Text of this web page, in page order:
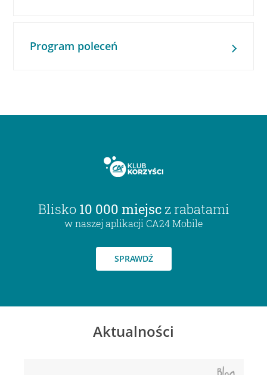
Program poleceń
Blisko 10 000 miejsc z rabatami
w naszej aplikacji CA24 Mobile
SPRAWDŹ
Aktualności